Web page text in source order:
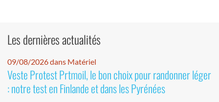
Les dernières actualités
09/08/2026 dans Matériel
Veste Protest Prtmoil, le bon choix pour randonner léger
: notre test en Finlande et dans les Pyrénées